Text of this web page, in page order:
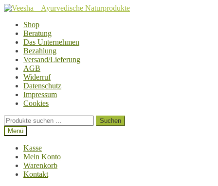
Zur
springen
Zum
springenShop
Beratung
Das Unternehmen
Bezahlung
Versand/Lieferung
AGB
Widerruf
Datenschutz
Impressum
Cookies
Suchen
nach:
Suchen
Menü
Kasse
Mein Konto
Warenkorb
Kontakt